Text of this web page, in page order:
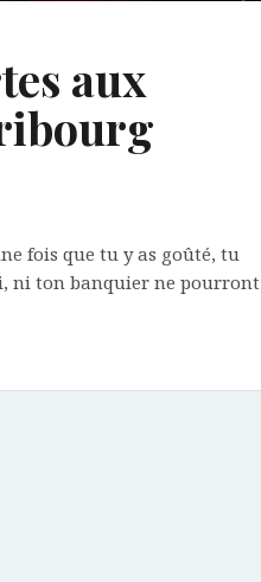
aux
fois que tu y as goûté, tu
ni ton banquier ne pourront